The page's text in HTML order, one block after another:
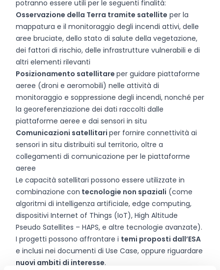
potranno essere utili per le seguenti finalità:
Osservazione della Terra tramite satellite per la
mappatura e il monitoraggio degli incendi attivi, delle
aree bruciate, dello stato di salute della vegetazione,
dei fattori di rischio, delle infrastrutture vulnerabili e di
altri elementi rilevanti
Posizionamento satellitare per guidare piattaforme
aeree (droni e aeromobili) nelle attività di
monitoraggio e soppressione degli incendi, nonché per
la georeferenziazione dei dati raccolti dalle
piattaforme aeree e dai sensori in situ
Comunicazioni satellitari per fornire connettività ai
sensori in situ distribuiti sul territorio, oltre a
collegamenti di comunicazione per le piattaforme
aeree
Le capacità satellitari possono essere utilizzate in
combinazione con tecnologie non spaziali (come
algoritmi di intelligenza artificiale, edge computing,
dispositivi Internet of Things (IoT), High Altitude
Pseudo Satellites – HAPS, e altre tecnologie avanzate).
I progetti possono affrontare i temi proposti dall’ESA
e inclusi nei documenti di Use Case, oppure riguardare
nuovi ambiti di interesse.